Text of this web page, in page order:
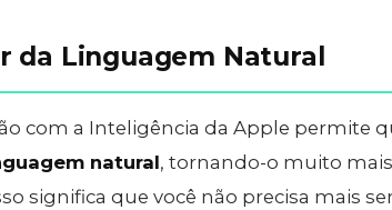
da Linguagem Natural
com a Inteligência da Apple permite
natural, tornando-o muito mais
significa que você não precisa mais